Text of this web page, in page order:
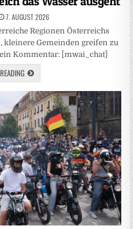
7. AUGUST 2026
Regionen Österreichs
kleinere Gemeinden greifen zu
Kommentar: [mwai_chat]